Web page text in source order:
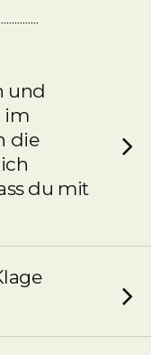
und
im
die
du mit